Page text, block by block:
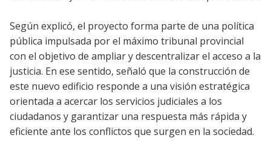
Según explicó, el proyecto forma parte de una política
pública impulsada por el máximo tribunal provincial
con el objetivo de ampliar y descentralizar el acceso a la
justicia. En ese sentido, señaló que la construcción de
este nuevo edificio responde a una visión estratégica
orientada a acercar los servicios judiciales a los
ciudadanos y garantizar una respuesta más rápida y
eficiente ante los conflictos que surgen en la sociedad.